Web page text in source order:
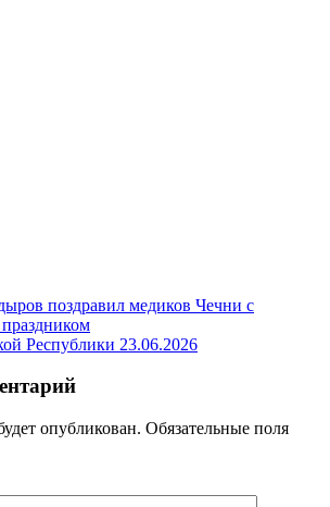
поздравил медиков Чечни с
Республики 23.06.2026
опубликован. Обязательные поля